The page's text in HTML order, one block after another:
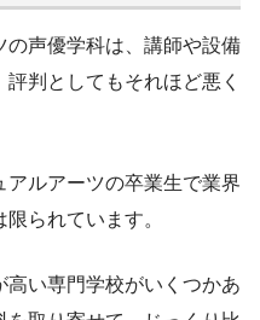
声優学科は、講師や設備
判としてもそれほど悪く
アルアーツの卒業生で業界
られています。
い専門学校がいくつかあ